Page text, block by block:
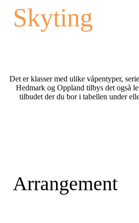
Skyting
Det er klasser med ulike våpentyper,
Hedmark og Oppland tilbys det også
tilbudet der du bor i tabellen under
Arrangement